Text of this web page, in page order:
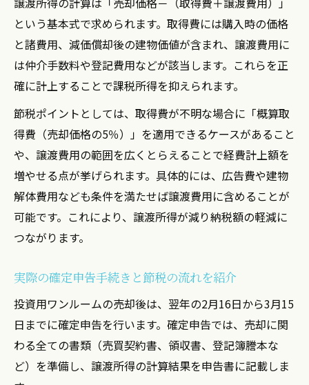
という基本式で求められます。取得費には購入時の価格
と諸費用、減価償却後の建物価値が含まれ、譲渡費用に
は仲介手数料や登記費用などが該当します。これらを正
確に計上することで課税所得を抑えられます。
節税ポイントとしては、取得費が不明な場合に「概算取
得費（売却価格の5％）」を適用できるケースがあること
や、譲渡費用の範囲を広くとらえることで経費計上額を
増やせる点が挙げられます。具体的には、広告費や建物
解体費用なども条件を満たせば譲渡費用に含めることが
可能です。これにより、譲渡所得が減り納税額の軽減に
つながります。
実際の確定申告手続きと節税の流れを紹介
投資用ワンルームの売却後は、翌年の2月16日から3月15
日までに確定申告を行います。確定申告では、売却に関
わる全ての書類（売買契約書、領収書、登記簿謄本な
ど）を準備し、譲渡所得の計算結果を申告書に記載しま